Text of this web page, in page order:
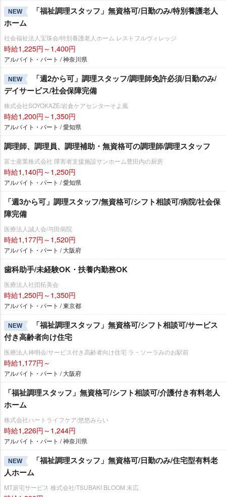
NEW
「福祉調理スタッフ」無資格可/日勤のみ/特別養護老人
ホーム
社会福祉法人宝珠会/特別養護老人ホーム レストフルヴィレッジ
時給1,225円～1,400円
アルバイト・パート / 神奈川県
NEW
「週2から可」調理スタッフ/調理師免許必須/日勤のみ/
デイサービス/社会保障完備
株式会社SOYOKAZE/岩倉ケアセンターそよ風
時給1,200円～1,350円
アルバイト・パート / 愛知県
調理師、調理員、調理補助・無資格可の調理師/調理スタッフ
富士産業株式会社 障害者支援施設サンホーム豊田内の厨房
時給1,140円～1,250円
アルバイト・パート / 愛知県
「週3から可」調理スタッフ/無資格可/シフト相談可/病院/社会保
障完備
医療法人誠人会/与田病院
時給1,177円～1,520円
アルバイト・パート / 大阪府
歯科助手/未経験OK・扶養内勤務OK
医療法人社団拓美会
時給1,250円～1,350円
アルバイト・パート / 東京都
NEW
「福祉調理スタッフ」無資格可/シフト相談可/サービス
付き高齢者向け住宅
医療法人神明会/サービス付き高齢者向け住宅 ラ・ソーラみのお駅前
時給1,177円～
アルバイト・パート / 大阪府
「福祉調理スタッフ」無資格可/シフト相談可/介護付き有料老人
ホーム
株式会社ハートライフケア/悠悠みらい
時給1,226円～1,244円
アルバイト・パート / 神奈川県
NEW
「福祉調理スタッフ」無資格可/日勤のみ/住宅型有料老
人ホーム
MT居宅サービス 株式会社/TSUBAKI BLOOM 末広